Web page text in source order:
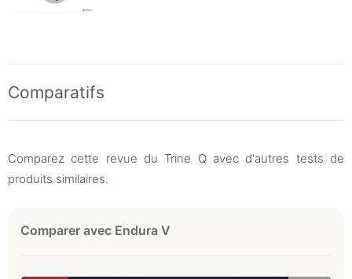
Comparatifs
Comparez cette revue du Trine Q avec d'autres tests de
produits similaires.
Comparer avec Endura V